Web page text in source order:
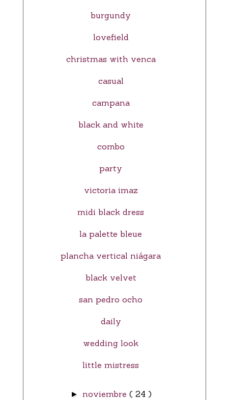
burgundy
lovefield
christmas with venca
casual
campana
black and white
combo
party
victoria imaz
midi black dress
la palette bleue
plancha vertical niágara
black velvet
san pedro ocho
daily
wedding look
little mistress
► noviembre ( 24 )